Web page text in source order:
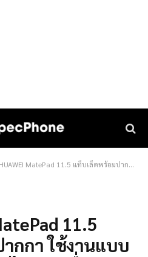
MatePad 11.5 แท็บเล็ตพร้อมปากกา ใช้งานแบบ PC-Like ในราคาไม่เกินหมื่น
11.5
กกา ใช้งานแบบ